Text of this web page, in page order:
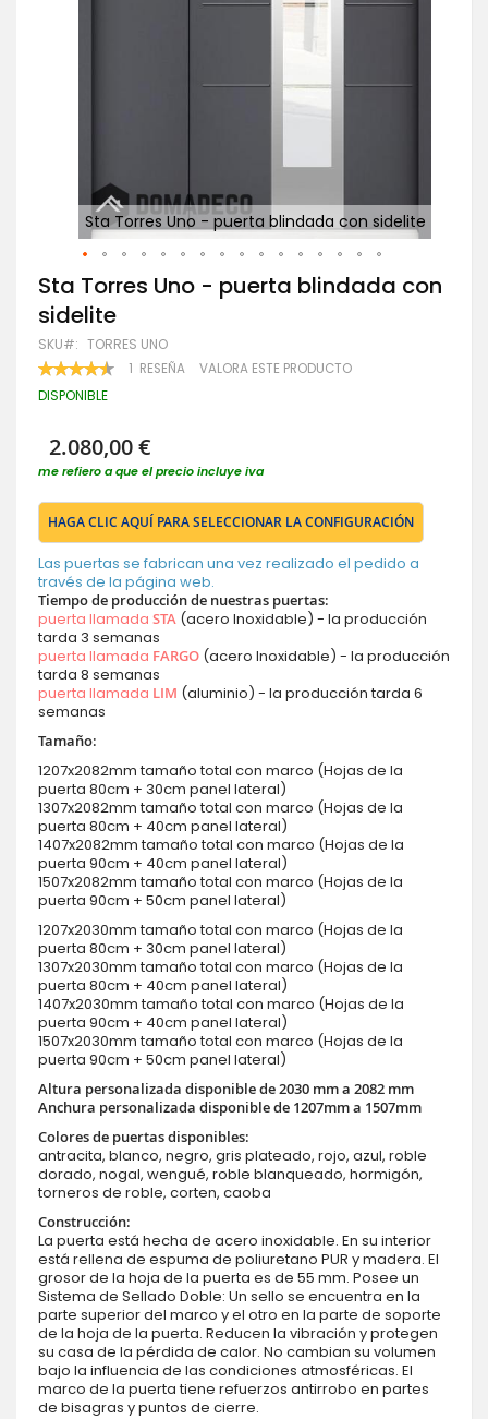
Sta Torres Uno - puerta blindada con sidelite
Saltar
al
comienzo
de
la
galería
de
Sta Torres Uno - puerta blindada con
sidelite
SKU TORRES UNO
VALORACIÓN:
90 100
1 RESEÑA VALORA ESTE PRODUCTO
DISPONIBLE
2.080,00 €
me refiero a que el precio incluye iva
HAGA CLIC AQUÍ PARA SELECCIONAR LA CONFIGURACIÓN
Las puertas se fabrican una vez realizado el pedido a
través de la página web.
Tiempo de producción de nuestras puertas:
puerta llamada STA (acero Inoxidable) - la producción
tarda 3 semanas
puerta llamada FARGO (acero Inoxidable) - la producción
tarda 8 semanas
puerta llamada LIM (aluminio) - la producción tarda 6
semanas
Tamaño:
1207x2082mm tamaño total con marco (Hojas de la
puerta 80cm + 30cm panel lateral)
1307x2082mm tamaño total con marco (Hojas de la
puerta 80cm + 40cm panel lateral)
1407x2082mm tamaño total con marco (Hojas de la
puerta 90cm + 40cm panel lateral)
1507x2082mm tamaño total con marco (Hojas de la
puerta 90cm + 50cm panel lateral)
1207x2030mm tamaño total con marco (Hojas de la
puerta 80cm + 30cm panel lateral)
1307x2030mm tamaño total con marco (Hojas de la
puerta 80cm + 40cm panel lateral)
1407x2030mm tamaño total con marco (Hojas de la
puerta 90cm + 40cm panel lateral)
1507x2030mm tamaño total con marco (Hojas de la
puerta 90cm + 50cm panel lateral)
Altura personalizada disponible de 2030 mm a 2082 mm
Anchura personalizada disponible de 1207mm a 1507mm
Colores de puertas disponibles:
antracita, blanco, negro, gris plateado, rojo, azul, roble
dorado, nogal, wengué, roble blanqueado, hormigón,
torneros de roble, corten, caoba
Construcción:
La puerta está hecha de acero inoxidable. En su interior
está rellena de espuma de poliuretano PUR y madera. El
grosor de la hoja de la puerta es de 55 mm. Posee un
Sistema de Sellado Doble: Un sello se encuentra en la
parte superior del marco y el otro en la parte de soporte
de la hoja de la puerta. Reducen la vibración y protegen
su casa de la pérdida de calor. No cambian su volumen
bajo la influencia de las condiciones atmosféricas. El
marco de la puerta tiene refuerzos antirrobo en partes
de bisagras y puntos de cierre.